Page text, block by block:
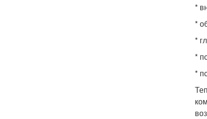
*
*
*
*
*